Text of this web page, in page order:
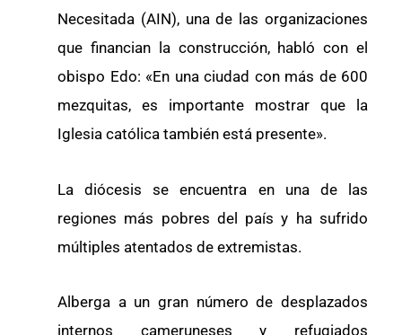
Necesitada (AIN), una de las organizaciones
que financian la construcción, habló con el
obispo Edo: «En una ciudad con más de 600
mezquitas, es importante mostrar que la
Iglesia católica también está presente».
La diócesis se encuentra en una de las
regiones más pobres del país y ha sufrido
múltiples atentados de extremistas.
Alberga a un gran número de desplazados
internos cameruneses y refugiados